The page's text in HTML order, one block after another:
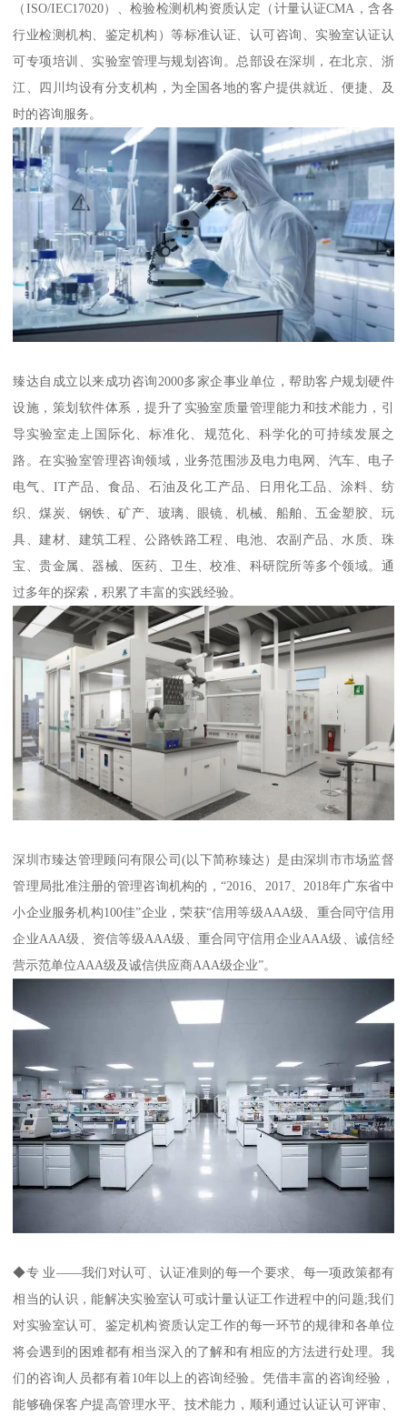
（ISO/IEC17020）、检验检测机构资质认定（计量认证CMA，含各
行业检测机构、鉴定机构）等标准认证、认可咨询、实验室认证认
可专项培训、实验室管理与规划咨询。总部设在深圳，在北京、浙
江、四川均设有分支机构，为全国各地的客户提供就近、便捷、及
时的咨询服务。
臻达自成立以来成功咨询2000多家企事业单位，帮助客户规划硬件
设施，策划软件体系，提升了实验室质量管理能力和技术能力，引
导实验室走上国际化、标准化、规范化、科学化的可持续发展之
路。在实验室管理咨询领域，业务范围涉及电力电网、汽车、电子
电气、IT产品、食品、石油及化工产品、日用化工品、涂料、纺
织、煤炭、钢铁、矿产、玻璃、眼镜、机械、船舶、五金塑胶、玩
具、建材、建筑工程、公路铁路工程、电池、农副产品、水质、珠
宝、贵金属、器械、医药、卫生、校准、科研院所等多个领域。通
过多年的探索，积累了丰富的实践经验。
深圳市臻达管理顾问有限公司(以下简称臻达）是由深圳市市场监督
管理局批准注册的管理咨询机构的，“2016、2017、2018年广东省中
小企业服务机构100佳”企业，荣获“信用等级AAA级、重合同守信用
企业AAA级、资信等级AAA级、重合同守信用企业AAA级、诚信经
营示范单位AAA级及诚信供应商AAA级企业”。
◆专 业——我们对认可、认证准则的每一个要求、每一项政策都有
相当的认识，能解决实验室认可或计量认证工作进程中的问题;我们
对实验室认可、鉴定机构资质认定工作的每一环节的规律和各单位
将会遇到的困难都有相当深入的了解和有相应的方法进行处理。我
们的咨询人员都有着10年以上的咨询经验。凭借丰富的咨询经验，
能够确保客户提高管理水平、技术能力，顺利通过认证认可评审、